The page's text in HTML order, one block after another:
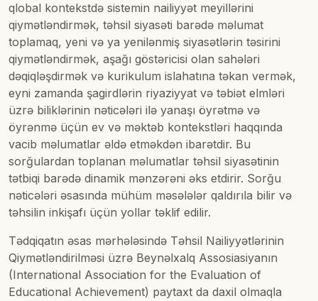
qlobal kontekstdə sistemin nailiyyət meyillərini
qiymətləndirmək, təhsil siyasəti barədə məlumat
toplamaq, yeni və ya yenilənmiş siyasətlərin təsirini
qiymətləndirmək, aşağı göstəricisi olan sahələri
dəqiqləşdirmək və kurikulum islahatına təkan vermək,
eyni zamanda şagirdlərin riyaziyyat və təbiət elmləri
üzrə biliklərinin nəticələri ilə yanaşı öyrətmə və
öyrənmə üçün ev və məktəb kontekstləri haqqında
vacib məlumatlar əldə etməkdən ibarətdir. Bu
sorğulardan toplanan məlumatlar təhsil siyasətinin
tətbiqi barədə dinamik mənzərəni əks etdirir. Sorğu
nəticələri əsasında mühüm məsələlər qaldırıla bilir və
təhsilin inkişafı üçün yollar təklif edilir.
Tədqiqatın əsas mərhələsində Təhsil Nailiyyətlərinin
Qiymətləndirilməsi üzrə Beynəlxalq Assosiasiyanın
(International Association for the Evaluation of
Educational Achievement) paytaxt da daxil olmaqla